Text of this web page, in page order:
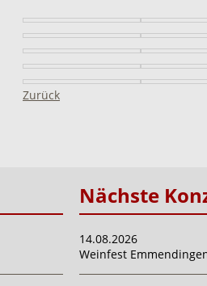
Zurück
Nächste
14.08.2026
Weinfest